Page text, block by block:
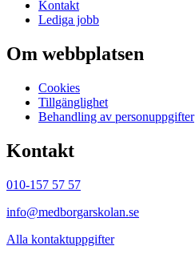
Kontakt
Lediga jobb
Om webbplatsen
Cookies
Tillgänglighet
Behandling av personuppgifter
Kontakt
010-157 57 57
info@medborgarskolan.se
Alla kontaktuppgifter